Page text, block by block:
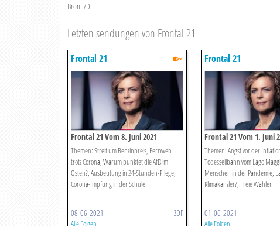
Bron: ZDF
Letzten sendungen von Frontal 21
Frontal 21
Frontal 21 Vom 8. Juni 2021
Themen: Streit um Benzinpreis, Fernweh
trotz Corona, Warum punktet die AfD im
Osten?, Ausbeutung in 24-Stunden-Pflege,
Corona-Impfung in der Schule
08-06-2021 ZDF
Alle Folgen
Frontal 21
Frontal 21 Vom 1. Juni
Themen: Angst vor der
Todesseilbahn vom Lago
Menschen in der Pandemie,
Klimakanzler?, Freie Wähler
01-06-2021
Alle Folgen